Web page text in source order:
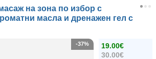
на зона по избор с
масла и дренажен гел с
19.00€
30.00€
-37%